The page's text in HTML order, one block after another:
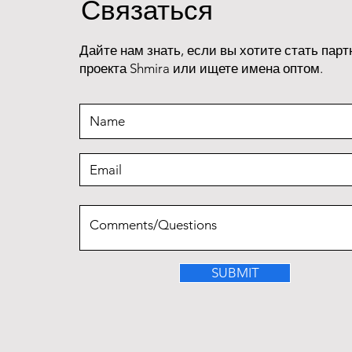
Связаться
Дайте нам знать, если вы хотите стать
проекта Shmira или ищете имена оптом.
SUBMIT